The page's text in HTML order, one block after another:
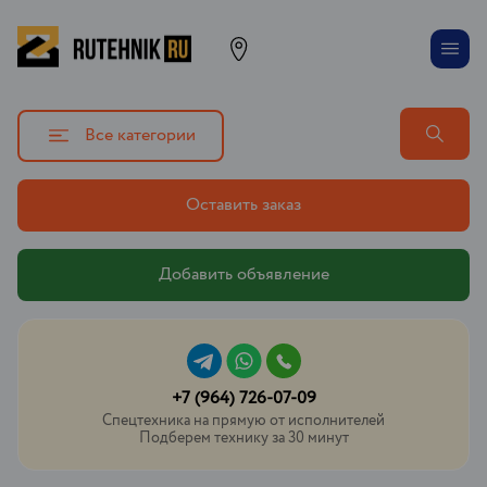
Все категории
Оставить заказ
Добавить объявление
+7 (964) 726-07-09
Спецтехника на прямую от исполнителей
Подберем технику за 30 минут